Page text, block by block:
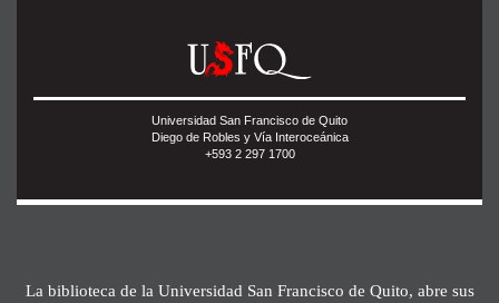
Universidad San Francisco de Quito
Diego de Robles y Vía Interoceánica
+593 2 297 1700
La biblioteca de la Universidad San Francisco de Quito, abre sus